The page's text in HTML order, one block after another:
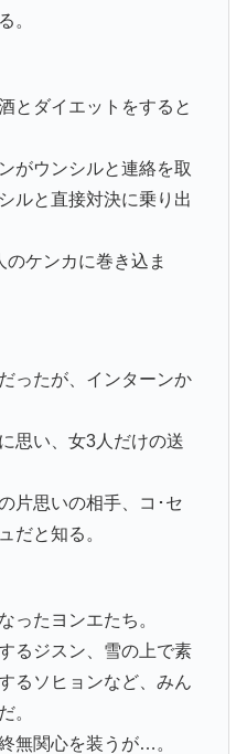
。
とダイエットをすると
がウンシルと連絡を取
ルと直接対決に乗り出
ケンカに巻き込ま
ったが、インターンか
思い、女3人だけの送
片思いの相手、コ･セ
だと知る。
ったヨンエたち。
るジスン、雪の上で素
るソヒョンなど、みん
。
無関心を装うが…。